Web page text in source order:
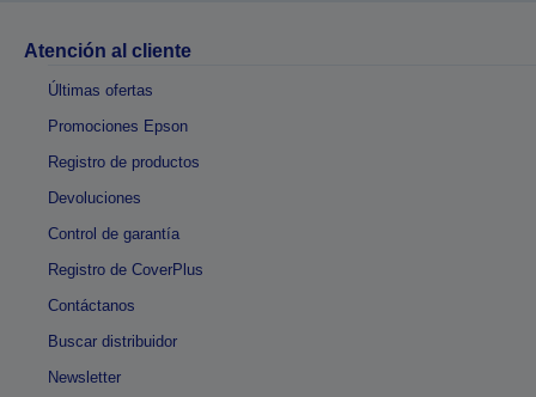
Atención al cliente
Últimas ofertas
Promociones Epson
Registro de productos
Devoluciones
Control de garantía
Registro de CoverPlus
Contáctanos
Buscar distribuidor
Newsletter